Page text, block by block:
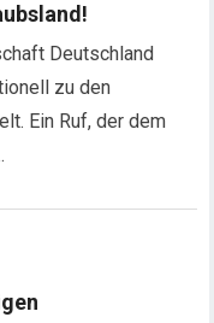
Deutschland
zu den
Ein Ruf, der dem